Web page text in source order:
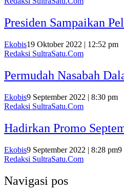
Presiden Sampaikan
Ekobis19 Oktober 2022 | 12:52 pm
Redaksi SultraSatu.Com
Permudah Nasabah
Ekobis9 September 2022 | 8:30 pm
Redaksi SultraSatu.Com
Hadirkan Promo
Ekobis9 September 2022 | 8:28 pm9
Redaksi SultraSatu.Com
Navigasi pos